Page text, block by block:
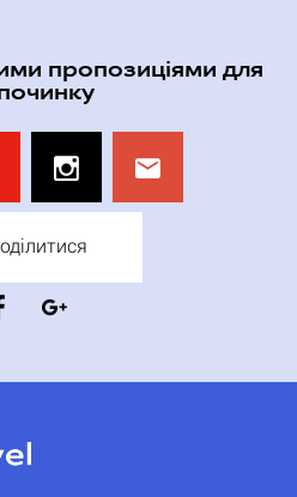
пропозиціями для